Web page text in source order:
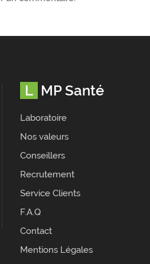
LMP Santé
Laboratoire
Nos valeurs
Conseillers
Recrutement
Service Clients
F.A.Q
Contact
Mentions Légales